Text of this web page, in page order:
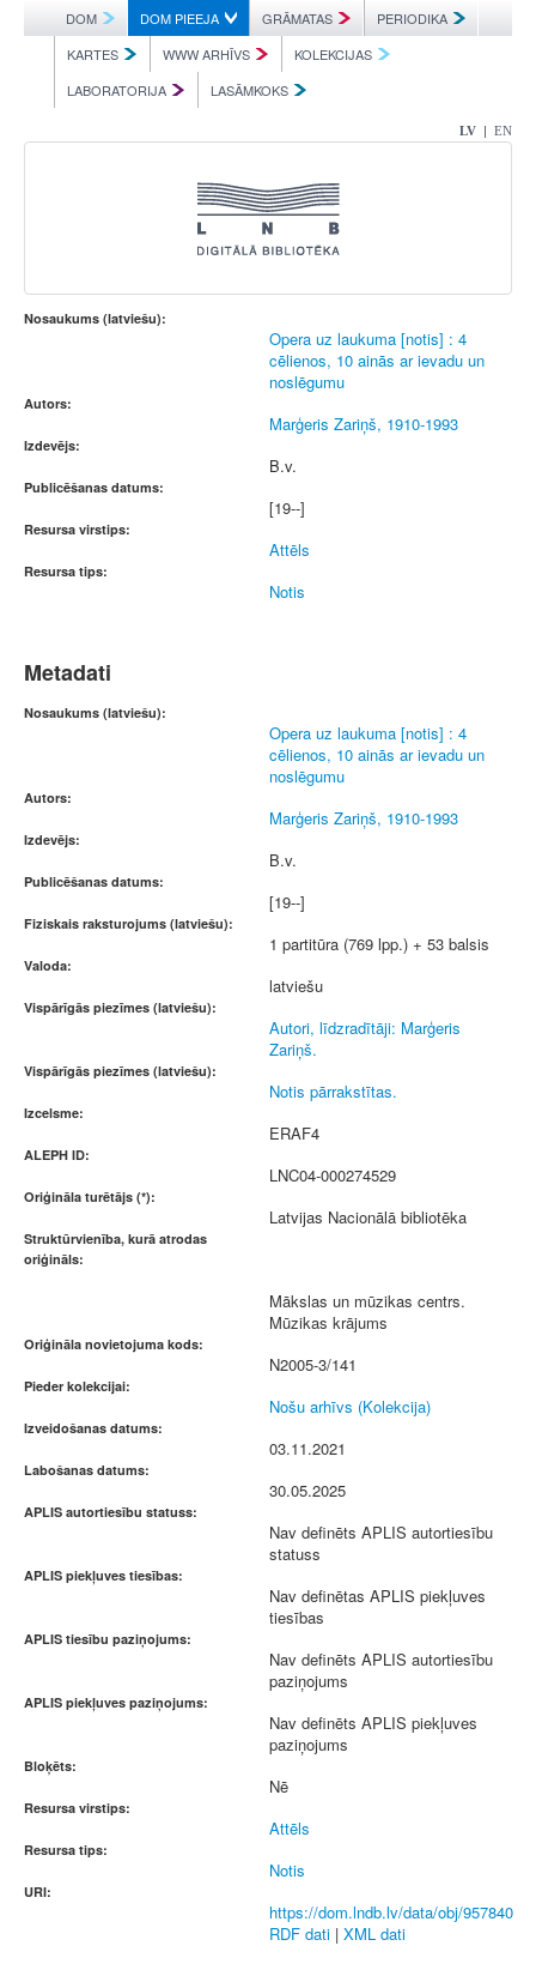
DOM DOM PIEEJA GRĀMATAS
PERIODIKA
KARTES
WWW ARHĪVS
KOLEKCIJAS
LABORATORIJA
LASĀMKOKS
LV | EN
Nosaukums (latviešu):
Opera uz laukuma [notis] : 4
cēlienos, 10 ainās ar ievadu un
noslēgumu
Autors:
Marģeris Zariņš, 1910-1993
Izdevējs:
B.v.
Publicēšanas datums:
[19--]
Resursa virstips:
Attēls
Resursa tips:
Notis
Metadati
Nosaukums (latviešu):
Opera uz laukuma [notis] : 4
cēlienos, 10 ainās ar ievadu un
noslēgumu
Autors:
Marģeris Zariņš, 1910-1993
Izdevējs:
B.v.
Publicēšanas datums:
[19--]
Fiziskais raksturojums (latviešu):
1 partitūra (769 lpp.) + 53 balsis
Valoda:
latviešu
Vispārīgās piezīmes (latviešu):
Autori, līdzradītāji: Marģeris
Zariņš.
Vispārīgās piezīmes (latviešu):
Notis pārrakstītas.
Izcelsme:
ERAF4
ALEPH ID:
LNC04-000274529
Oriģināla turētājs (*):
Latvijas Nacionālā bibliotēka
Struktūrvienība, kurā atrodas
oriģināls:
Mākslas un mūzikas centrs.
Mūzikas krājums
Oriģināla novietojuma kods:
N2005-3/141
Pieder kolekcijai:
Nošu arhīvs (Kolekcija)
Izveidošanas datums:
03.11.2021
Labošanas datums:
30.05.2025
APLIS autortiesību statuss:
Nav definēts APLIS autortiesību
statuss
APLIS piekļuves tiesības:
Nav definētas APLIS piekļuves
tiesības
APLIS tiesību paziņojums:
Nav definēts APLIS autortiesību
paziņojums
APLIS piekļuves paziņojums:
Nav definēts APLIS piekļuves
paziņojums
Bloķēts:
Nē
Resursa virstips:
Attēls
Resursa tips:
Notis
URI:
https://dom.lndb.lv/data/obj/957840
RDF dati | XML dati